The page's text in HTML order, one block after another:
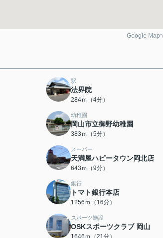
Google Map
駅
法界院
284ｍ（4分）
幼稚園
岡山市立御野幼稚園
383ｍ（5分）
スーパー
天満屋ハピータウン岡北店
643ｍ（9分）
銀行
トマト銀行本店
1256ｍ（16分）
スポーツ施設
OSKスポーツクラブ 岡山